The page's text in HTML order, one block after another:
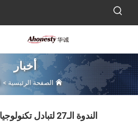
أخبار
الصفحة الرئيسية >
الندوة الـ27 لتبادل تكنولوجيا مقاومة الماء